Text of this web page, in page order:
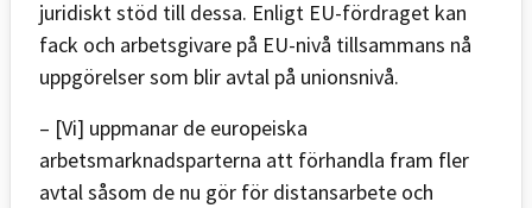
juridiskt stöd till dessa. Enligt EU-fördraget kan
fack och arbetsgivare på EU-nivå tillsammans nå
uppgörelser som blir avtal på unionsnivå.
– [Vi] uppmanar de europeiska
arbetsmarknadsparterna att förhandla fram fler
avtal såsom de nu gör för distansarbete och